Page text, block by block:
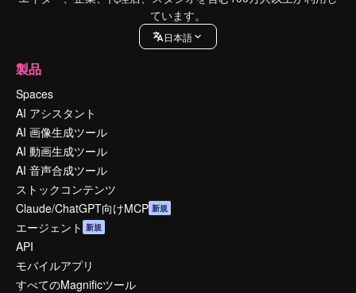
ています。
日本語
製品
Spaces
AI アシスタント
AI 画像生成ツール
AI 動画生成ツール
AI 音声合成ツール
ストックコンテンツ
Claude/ChatGPT向けMCP 新規
エージェント 新規
API
モバイルアプリ
すべてのMagnificツール